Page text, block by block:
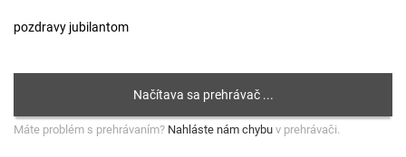
pozdravy jubilantom
Máte problém s prehrávaním? Nahláste nám chybu v prehrávači.